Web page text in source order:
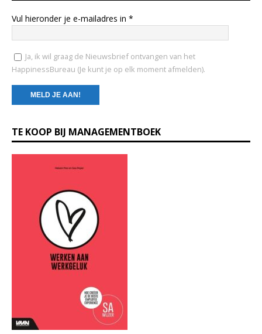
Vul hieronder je e-mailadres in *
Ja, ik wil graag de Nieuwsbrief ontvangen van het
HappinessBureau (Je kunt je op elk moment afmelden).
o
n
TE KOOP BIJ MANAGEMENTBOEK